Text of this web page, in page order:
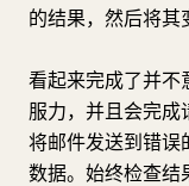
的结果，然后将其
看起来完成了并不
服力，并且会完成
将邮件发送到错误
数据。始终检查结